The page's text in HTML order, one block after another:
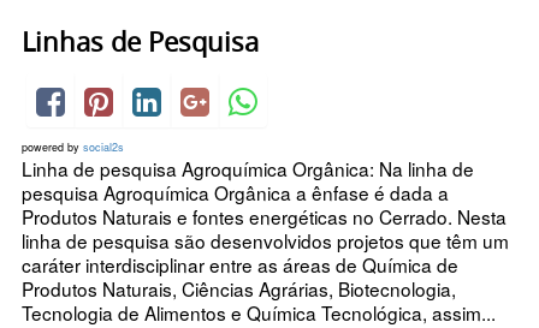
Linhas de Pesquisa
powered by social2s
Linha de pesquisa Agroquímica Orgânica: Na linha de
pesquisa Agroquímica Orgânica a ênfase é dada a
Produtos Naturais e fontes energéticas no Cerrado. Nesta
linha de pesquisa são desenvolvidos projetos que têm um
caráter interdisciplinar entre as áreas de Química de
Produtos Naturais, Ciências Agrárias, Biotecnologia,
Tecnologia de Alimentos e Química Tecnológica, assim...